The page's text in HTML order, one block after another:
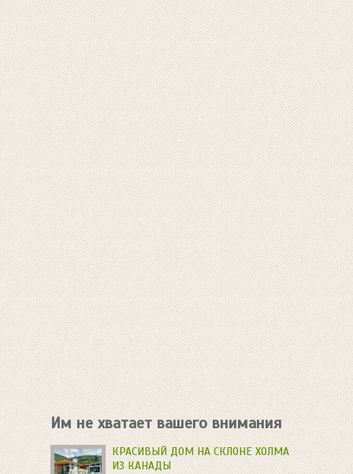
Им не хватает вашего внимания
КРАСИВЫЙ ДОМ НА СКЛОНЕ ХОЛМА
ИЗ КАНАДЫ